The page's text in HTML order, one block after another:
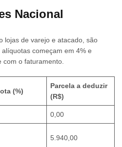
Nacional
lojas de varejo e atacado, são
alíquotas começam em 4% e
o faturamento.
(%)
Parcela a deduzir
(R$)
0,00
5.940,00